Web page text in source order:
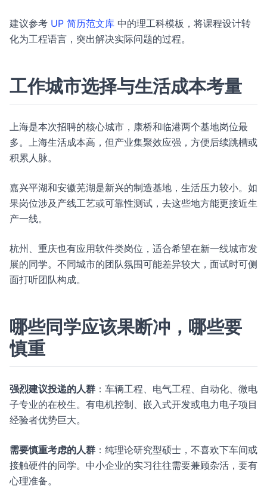
建议参考 UP 简历范文库 中的理工科模板，将课程设计转
化为工程语言，突出解决实际问题的过程。
工作城市选择与生活成本考量
上海是本次招聘的核心城市，康桥和临港两个基地岗位最
多。上海生活成本高，但产业集聚效应强，方便后续跳槽或
积累人脉。
嘉兴平湖和安徽芜湖是新兴的制造基地，生活压力较小。如
果岗位涉及产线工艺或可靠性测试，去这些地方能更接近生
产一线。
杭州、重庆也有应用软件类岗位，适合希望在新一线城市发
展的同学。不同城市的团队氛围可能差异较大，面试时可侧
面打听团队构成。
哪些同学应该果断冲，哪些要
慎重
强烈建议投递的人群 ：车辆工程、电气工程、自动化、微电
子专业的在校生。有电机控制、嵌入式开发或电力电子项目
经验者优势巨大。
需要慎重考虑的人群 ：纯理论研究型硕士，不喜欢下车间或
接触硬件的同学。中小企业的实习往往需要兼顾杂活，要有
心理准备。